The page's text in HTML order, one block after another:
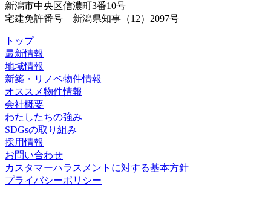
新潟市中央区信濃町3番10号
宅建免許番号 新潟県知事（12）2097号
トップ
最新情報
地域情報
新築・リノベ物件情報
オススメ物件情報
会社概要
わたしたちの強み
SDGsの取り組み
採用情報
お問い合わせ
カスタマーハラスメントに対する基本方針
プライバシーポリシー